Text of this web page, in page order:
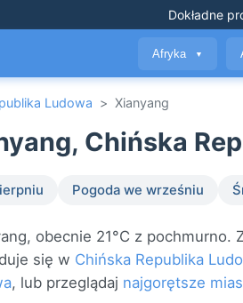
Dokładne
Afryka ▼
Ludowa > Xianyang
Chińska
Pogoda we wrześniu
obecnie 21°C z
się w Chińska Republika
, lub przeglądaj najgorętsze